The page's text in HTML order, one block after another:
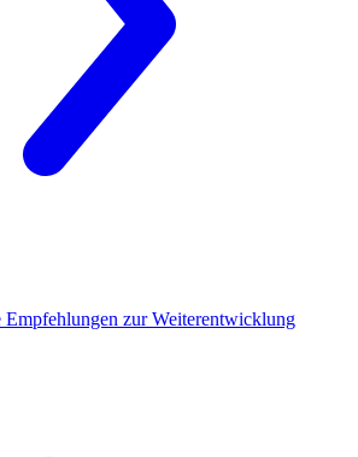
Empfehlungen zur Weiterentwicklung